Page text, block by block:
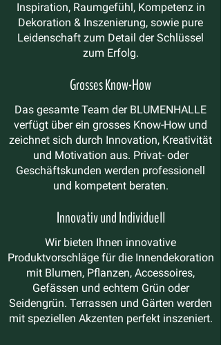
Inspiration, Raumgefühl, Kompetenz in
Dekoration & Inszenierung, sowie pure
Leidenschaft zum Detail der Schlüssel
zum Erfolg.
Grosses Know-How
Das gesamte Team der BLUMENHALLE
verfügt über ein grosses Know-How und
zeichnet sich durch Innovation, Kreativität
und Motivation aus. Privat- oder
Geschäftskunden werden professionell
und kompetent beraten.
Innovativ und Individuell
Wir bieten Ihnen innovative
Produktvorschläge für die Innendekoration
mit Blumen, Pflanzen, Accessoires,
Gefässen und echtem Grün oder
Seidengrün. Terrassen und Gärten werden
mit speziellen Akzenten perfekt inszeniert.